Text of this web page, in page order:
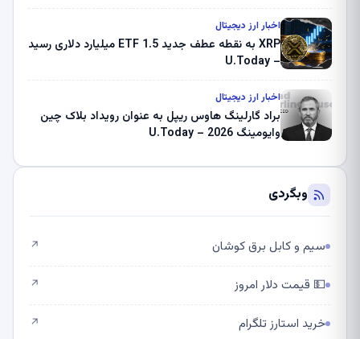
اخبار ارز دیجیتال
XRP به نقطه عطف جدید ETF 1.5 میلیارد دلاری رسید
– U.Today
اخبار ارز دیجیتال
براد گارلینگ هاوس ریپل به عنوان رویداد بلاک چین
وایومینگ 2026 – U.Today
وبگردی
سیم و کابل برق کوشان ↗
💵 قیمت دلار امروز ↗
خرید استارز تلگرام ↗